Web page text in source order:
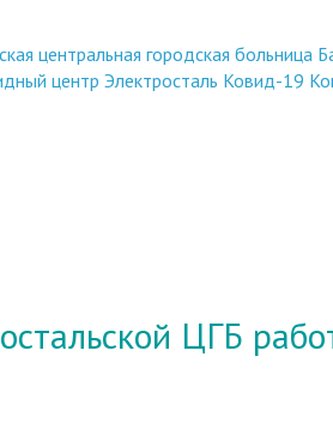
центральная городская больница
центр Электросталь Ковид-19
ЦГБ